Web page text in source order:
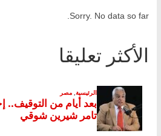
Sorry. No data so far.
الأكثر تعليقا